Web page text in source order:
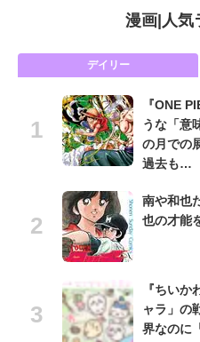
漫画| 人気
デイリー
『ONE
うな「意
の月での
過去も…
南や和也
也の才能
『ちい
ャラ」の
界なのに